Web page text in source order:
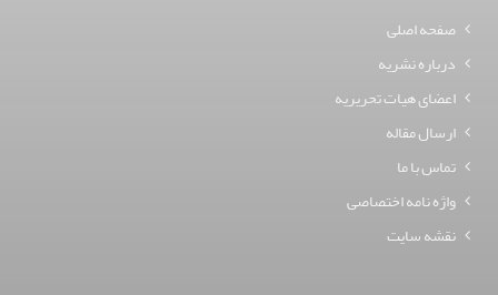
صفحه اصلی
درباره نشریه
اعضای هیات تحریریه
ارسال مقاله
تماس با ما
واژه نامه اختصاصی
نقشه سایت